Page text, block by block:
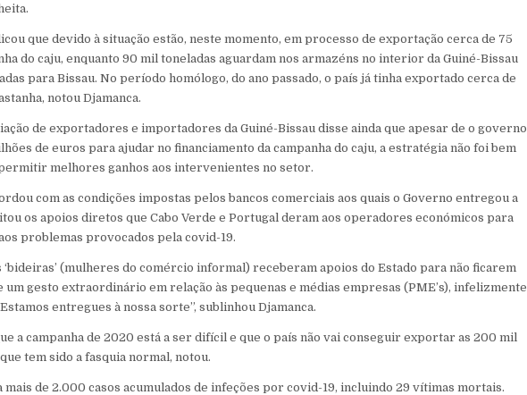
que devido à situação estão, neste momento, em processo de exportação cerca de 75
do caju, enquanto 90 mil toneladas aguardam nos armazéns no interior da Guiné-Bissau
para Bissau. No período homólogo, do ano passado, o país já tinha exportado cerca de
notou Djamanca.
de exportadores e importadores da Guiné-Bissau disse ainda que apesar de o governo
de euros para ajudar no financiamento da campanha do caju, a estratégia não foi bem
melhores ganhos aos intervenientes no setor.
com as condições impostas pelos bancos comerciais aos quais o Governo entregou a
os apoios diretos que Cabo Verde e Portugal deram aos operadores económicos para
problemas provocados pela covid-19.
‘bideiras’ (mulheres do comércio informal) receberam apoios do Estado para não ficarem
um gesto extraordinário em relação às pequenas e médias empresas (PME’s), infelizmente
entregues à nossa sorte”, sublinhou Djamanca.
a campanha de 2020 está a ser difícil e que o país não vai conseguir exportar as 200 mil
tem sido a fasquia normal, notou.
mais de 2.000 casos acumulados de infeções por covid-19, incluindo 29 vítimas mortais.